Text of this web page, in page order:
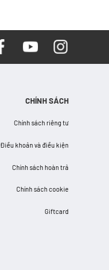
CHÍNH SÁCH
Chính sách riêng tư
Điều khoản và điều kiện
Chính sách hoàn trả
Chính sách cookie
Giftcard